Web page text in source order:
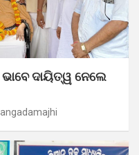
ଭାବେ ଦାୟିତ୍ୱ ନେଲେ